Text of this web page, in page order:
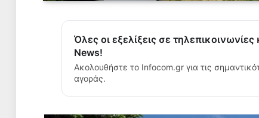
Όλες οι εξελίξεις σε
News!
Ακολουθήστε το Infocom.gr για τις
αγοράς.